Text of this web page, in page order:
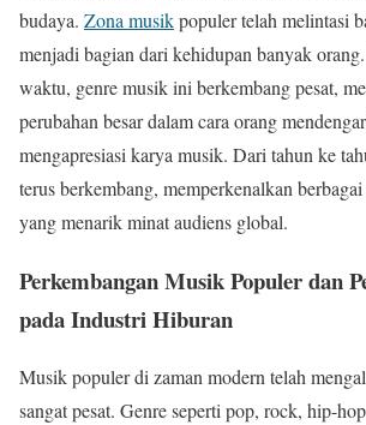
budaya. Zona musikpopuler telah melintasi
menjadi bagian dari kehidupan banyak
waktu, genre musik ini berkembang pesat,
perubahan besar dalam cara orang
mengapresiasi karya musik. Dari tahun ke
terus berkembang, memperkenalkan
yang menarik minat audiens global.
Perkembangan Musik Populer dan
pada Industri Hiburan
Musik populer di zaman modern telah
sangat pesat. Genre seperti pop, rock, hip-